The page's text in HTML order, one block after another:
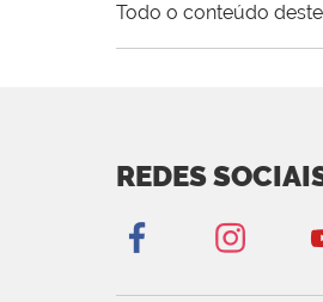
Todo o conteúdo
REDES